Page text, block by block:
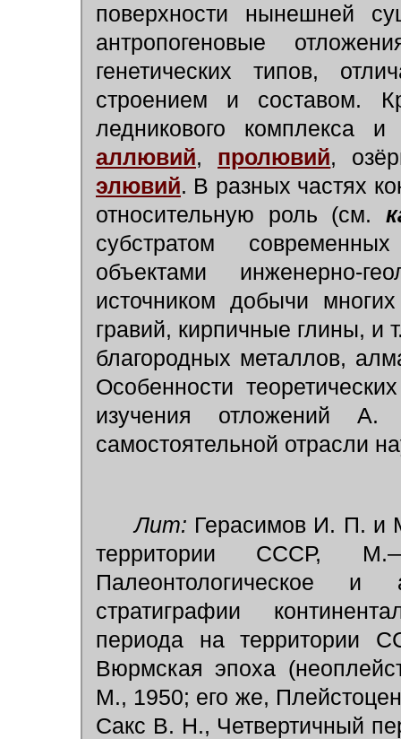
поверхности нынешней
антропогеновые
генетических типов,
строением и составом.
ледникового комплекса
аллювий, пролювий,
элювий. В разных частях
относительную роль (см.
субстратом
объектами инженерно-
источником добычи
гравий, кирпичные глины, и
благородных металлов,
Особенности
изучения отложений
самостоятельной отрасли
Лит: Герасимов И. П. и
территории СССР,
Палеонтологическое и
стратиграфии
периода на территории
Вюрмская эпоха
М., 1950; его же,
Сакс В. Н., Четвертичный